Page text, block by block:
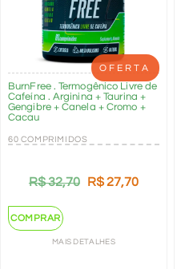
OFERTA
BurnFree . Termogênico Livre de
Cafeína . Arginina + Taurina +
Gengibre + Canela + Cromo +
Cacau
60 COMPRIMIDOS
R$32,70 R$27,70
COMPRAR
MAIS DETALHES